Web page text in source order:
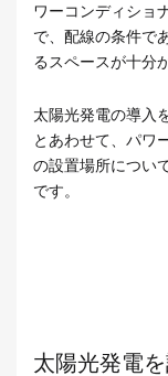
ワーコンディショ
で、配線の条件で
るスペースが十分
太陽光発電の導入
とあわせて、パワ
の設置場所につい
です。
太陽光発電